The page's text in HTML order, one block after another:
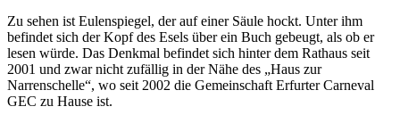
Zu sehen ist Eulenspiegel, der auf einer Säule hockt. Unter ihm
befindet sich der Kopf des Esels über ein Buch gebeugt, als ob er
lesen würde. Das Denkmal befindet sich hinter dem Rathaus seit
2001 und zwar nicht zufällig in der Nähe des „Haus zur
Narrenschelle“, wo seit 2002 die Gemeinschaft Erfurter Carneval
GEC zu Hause ist.